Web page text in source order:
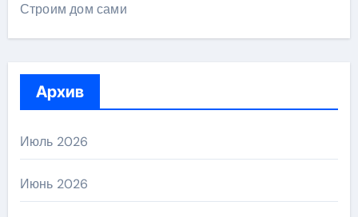
Строим дом сами
Архив
Июль 2026
Июнь 2026